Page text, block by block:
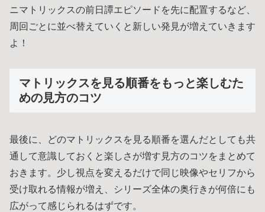
ニマトリックスの前日譚エピソードを先に配置するなど、
周回ごとに並べ替えていくと新しい発見が増えていきます
よ！
マトリックスを見る順番をもっと楽しむた
めの見方のコツ
最後に、どのマトリックスを見る順番を選んだとしても共
通して意識しておくと楽しさが増す見方のコツをまとめて
おきます。少し視点を変えるだけで同じ映像やセリフから
受け取れる情報が増え、シリーズ全体の奥行きが何倍にも
広がって感じられるはずです。